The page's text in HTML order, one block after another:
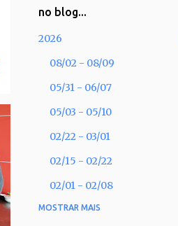
no blog...
2026
08/02 - 08/09
05/31 - 06/07
05/03 - 05/10
02/22 - 03/01
02/15 - 02/22
02/01 - 02/08
2025
MOSTRAR MAIS